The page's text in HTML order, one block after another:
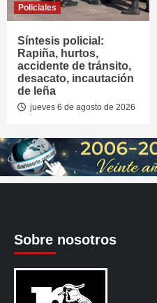
Policiales
Síntesis policial:
Rapiña, hurtos,
accidente de tránsito,
desacato, incautación
de leña
jueves 6 de agosto de 2026
Sobre nosotros